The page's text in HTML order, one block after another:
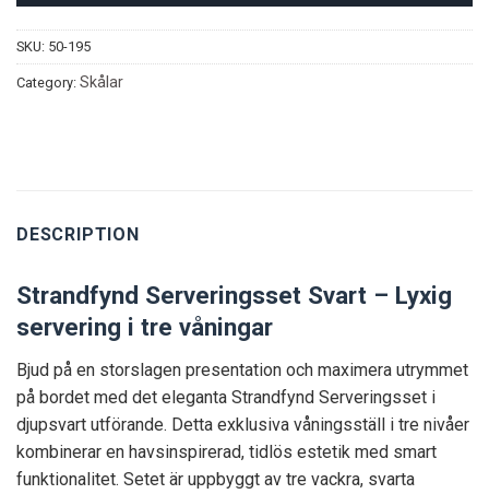
SKU: 50-195
Category: Skålar
DESCRIPTION
Strandfynd Serveringsset Svart – Lyxig
servering i tre våningar
Bjud på en storslagen presentation och maximera utrymmet
på bordet med det eleganta Strandfynd Serveringsset i
djupsvart utförande. Detta exklusiva våningsställ i tre nivåer
kombinerar en havsinspirerad, tidlös estetik med smart
funktionalitet. Setet är uppbyggt av tre vackra, svarta